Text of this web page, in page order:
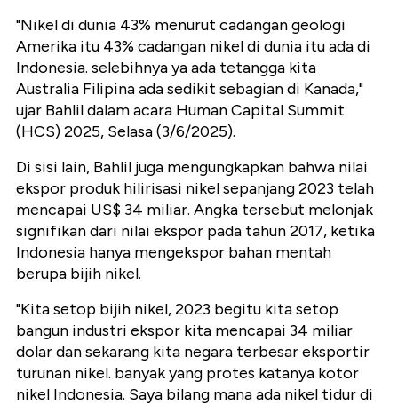
"Nikel di dunia 43% menurut cadangan geologi
Amerika itu 43% cadangan nikel di dunia itu ada di
Indonesia. selebihnya ya ada tetangga kita
Australia Filipina ada sedikit sebagian di Kanada,"
ujar Bahlil dalam acara Human Capital Summit
(HCS) 2025, Selasa (3/6/2025).
Di sisi lain, Bahlil juga mengungkapkan bahwa nilai
ekspor produk hilirisasi nikel sepanjang 2023 telah
mencapai US$ 34 miliar. Angka tersebut melonjak
signifikan dari nilai ekspor pada tahun 2017, ketika
Indonesia hanya mengekspor bahan mentah
berupa bijih nikel.
"Kita setop bijih nikel, 2023 begitu kita setop
bangun industri ekspor kita mencapai 34 miliar
dolar dan sekarang kita negara terbesar eksportir
turunan nikel. banyak yang protes katanya kotor
nikel Indonesia. Saya bilang mana ada nikel tidur di